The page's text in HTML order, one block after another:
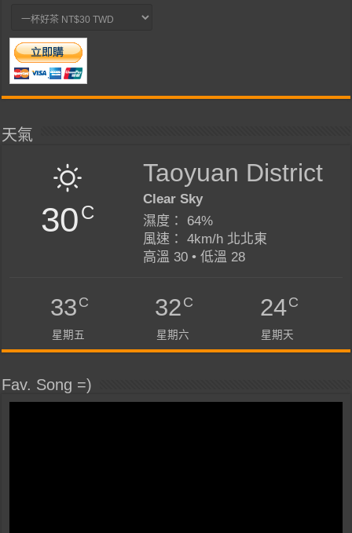
天氣
30C
Taoyuan District
Clear Sky
濕度： 64%
風速： 4km/h 北北東
高溫 30 • 低溫 28
33C
星期五
32C
星期六
24C
星期天
Fav. Song =)